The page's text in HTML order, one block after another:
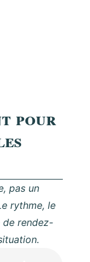
pour
pas un
rythme, le
de rendez-